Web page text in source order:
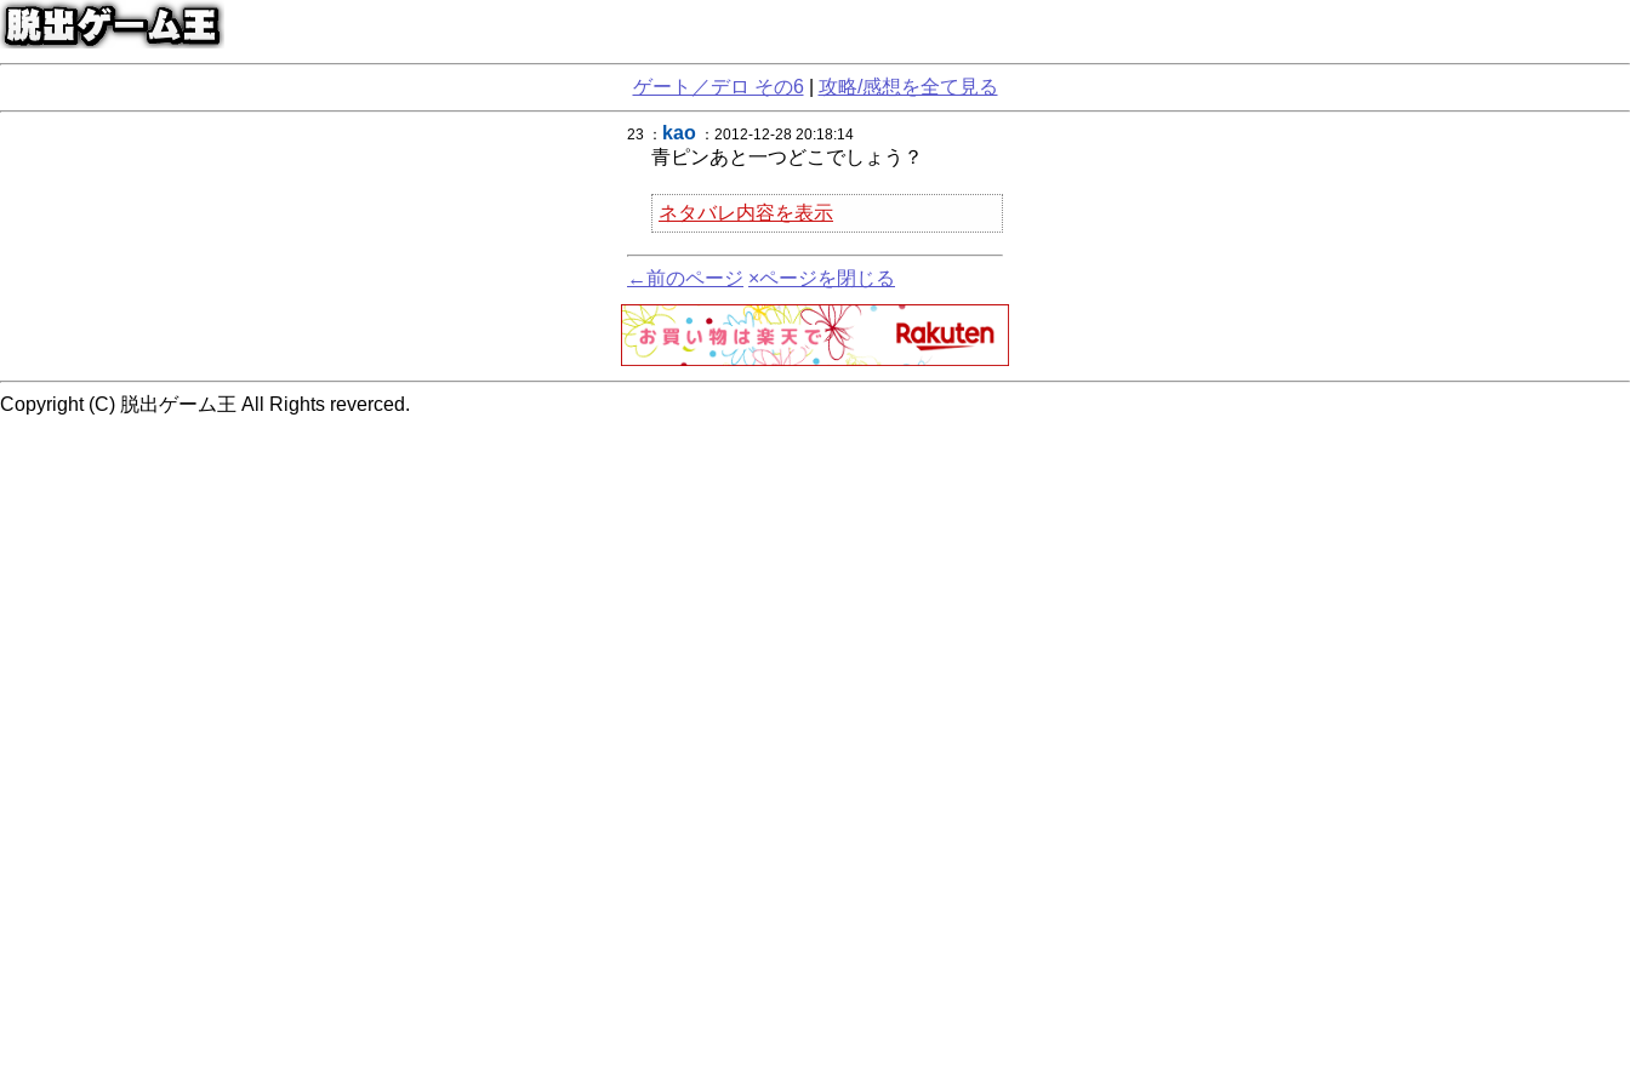
ゲート／デロ その6| 攻略/感想を全て見る
23 ： kao ：2012-12-28 20:18:14
青ピンあと一つどこでしょう？
ネタバレ内容を表示
←前のページ ×ページを閉じる
Copyright (C) 脱出ゲーム王 All Rights reverced.